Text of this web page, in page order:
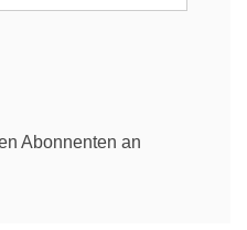
Abonnenten an